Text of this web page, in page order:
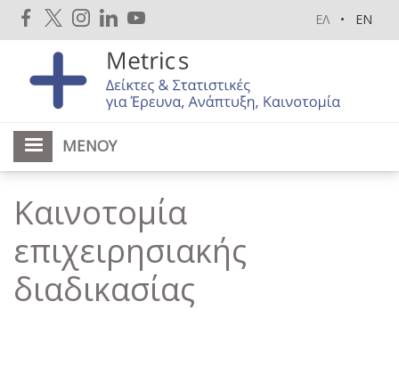
Παράκαμψη
προς
κυρίως
ΕΛ EN
ΜΕΝΟΎ
Καινοτομία
επιχειρησιακής
διαδικασίας